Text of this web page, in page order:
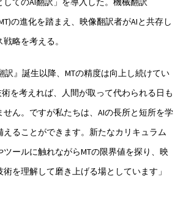
の進化を踏まえ、映像翻訳者がAIと共存し
略を考える。
訳』誕生以降、MTの精度は向上し続けてい
を考えれば、人間が取って代わられる日も
ん。ですが私たちは、AIの長所と短所を学
ることができます。新たなカリキュラム
ールに触れながらMTの限界値を探り、映
を理解して磨き上げる場としています」